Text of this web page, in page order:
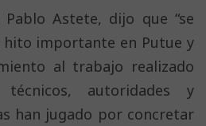
Astete, dijo que “se
importante en Putue y
al trabajo realizado
autoridades y
han jugado por concretar